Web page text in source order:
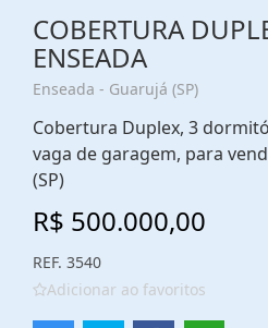
COBERTURA
ENSEADA
Enseada - Guarujá (SP)
Cobertura Duplex, 3
vaga de garagem, para
(SP)
R$ 500.000,00
REF. 3540
Adicionar ao favoritos